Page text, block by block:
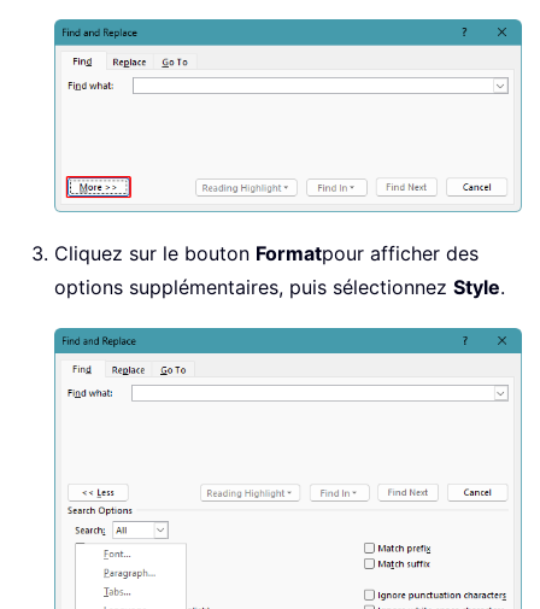
Cliquez sur le bouton Formatpour afficher des
options supplémentaires, puis sélectionnez Style.